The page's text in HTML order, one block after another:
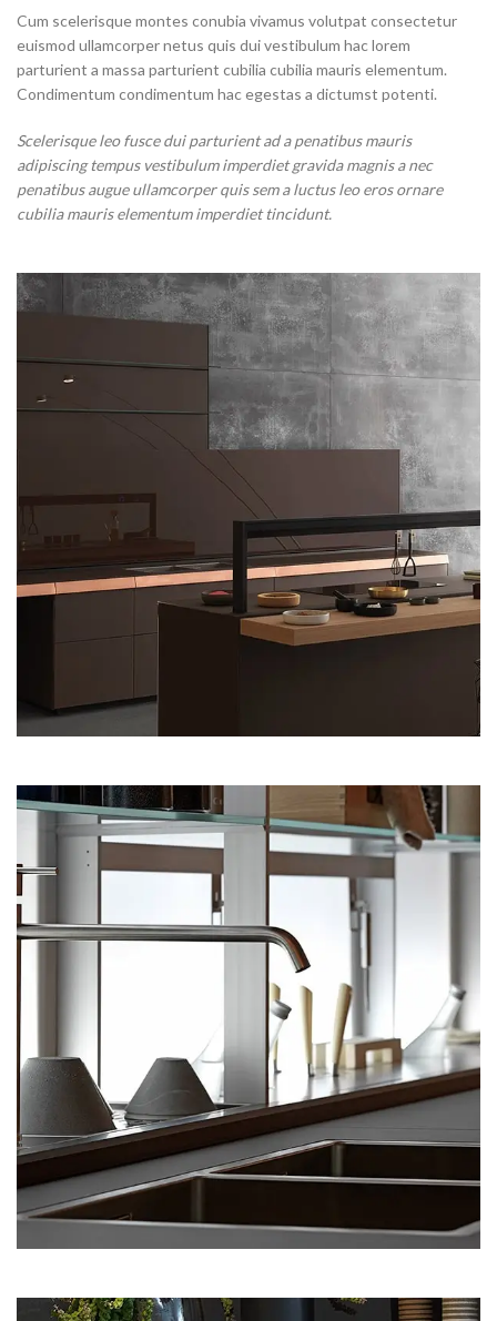
Cum scelerisque montes conubia vivamus volutpat consectetur
euismod ullamcorper netus quis dui vestibulum hac lorem
parturient a massa parturient cubilia cubilia mauris elementum.
Condimentum condimentum hac egestas a dictumst potenti.
Scelerisque leo fusce dui parturient ad a penatibus mauris
adipiscing tempus vestibulum imperdiet gravida magnis a nec
penatibus augue ullamcorper quis sem a luctus leo eros ornare
cubilia mauris elementum imperdiet tincidunt.